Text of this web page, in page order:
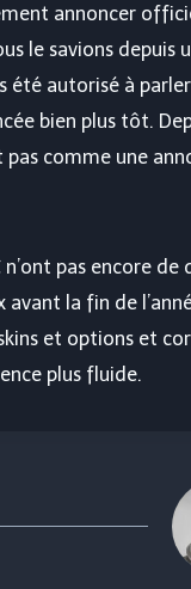
annoncer
le savions
été autorisé à
bien plus tôt.
comme une
n’ont pas encore
avant la fin de
et options et
plus fluide.